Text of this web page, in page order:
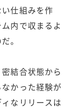
仕組みを作
内で収まるよ
。
結合状態から
かった経験が
なリリースは